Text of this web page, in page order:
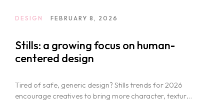
DESIGN FEBRUARY 8, 2026
Stills: a growing focus on human-
centered design
Tired of safe, generic design? Stills trends for 2026
encourage creatives to bring more character, texture,